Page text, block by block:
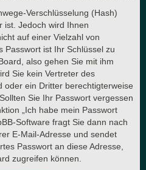
Verschlüsselung (Hash)
ist. Jedoch wird Ihnen
auf einer Vielzahl von
Passwort ist Ihr Schlüssel zu
also gehen Sie mit ihm
Sie kein Vertreter des
oder ein Dritter berechtigterweise
Sie Ihr Passwort vergessen
„Ich habe mein Passwort
Software fragt Sie dann nach
E-Mail-Adresse und sendet
Passwort an diese Adresse,
zugreifen können.